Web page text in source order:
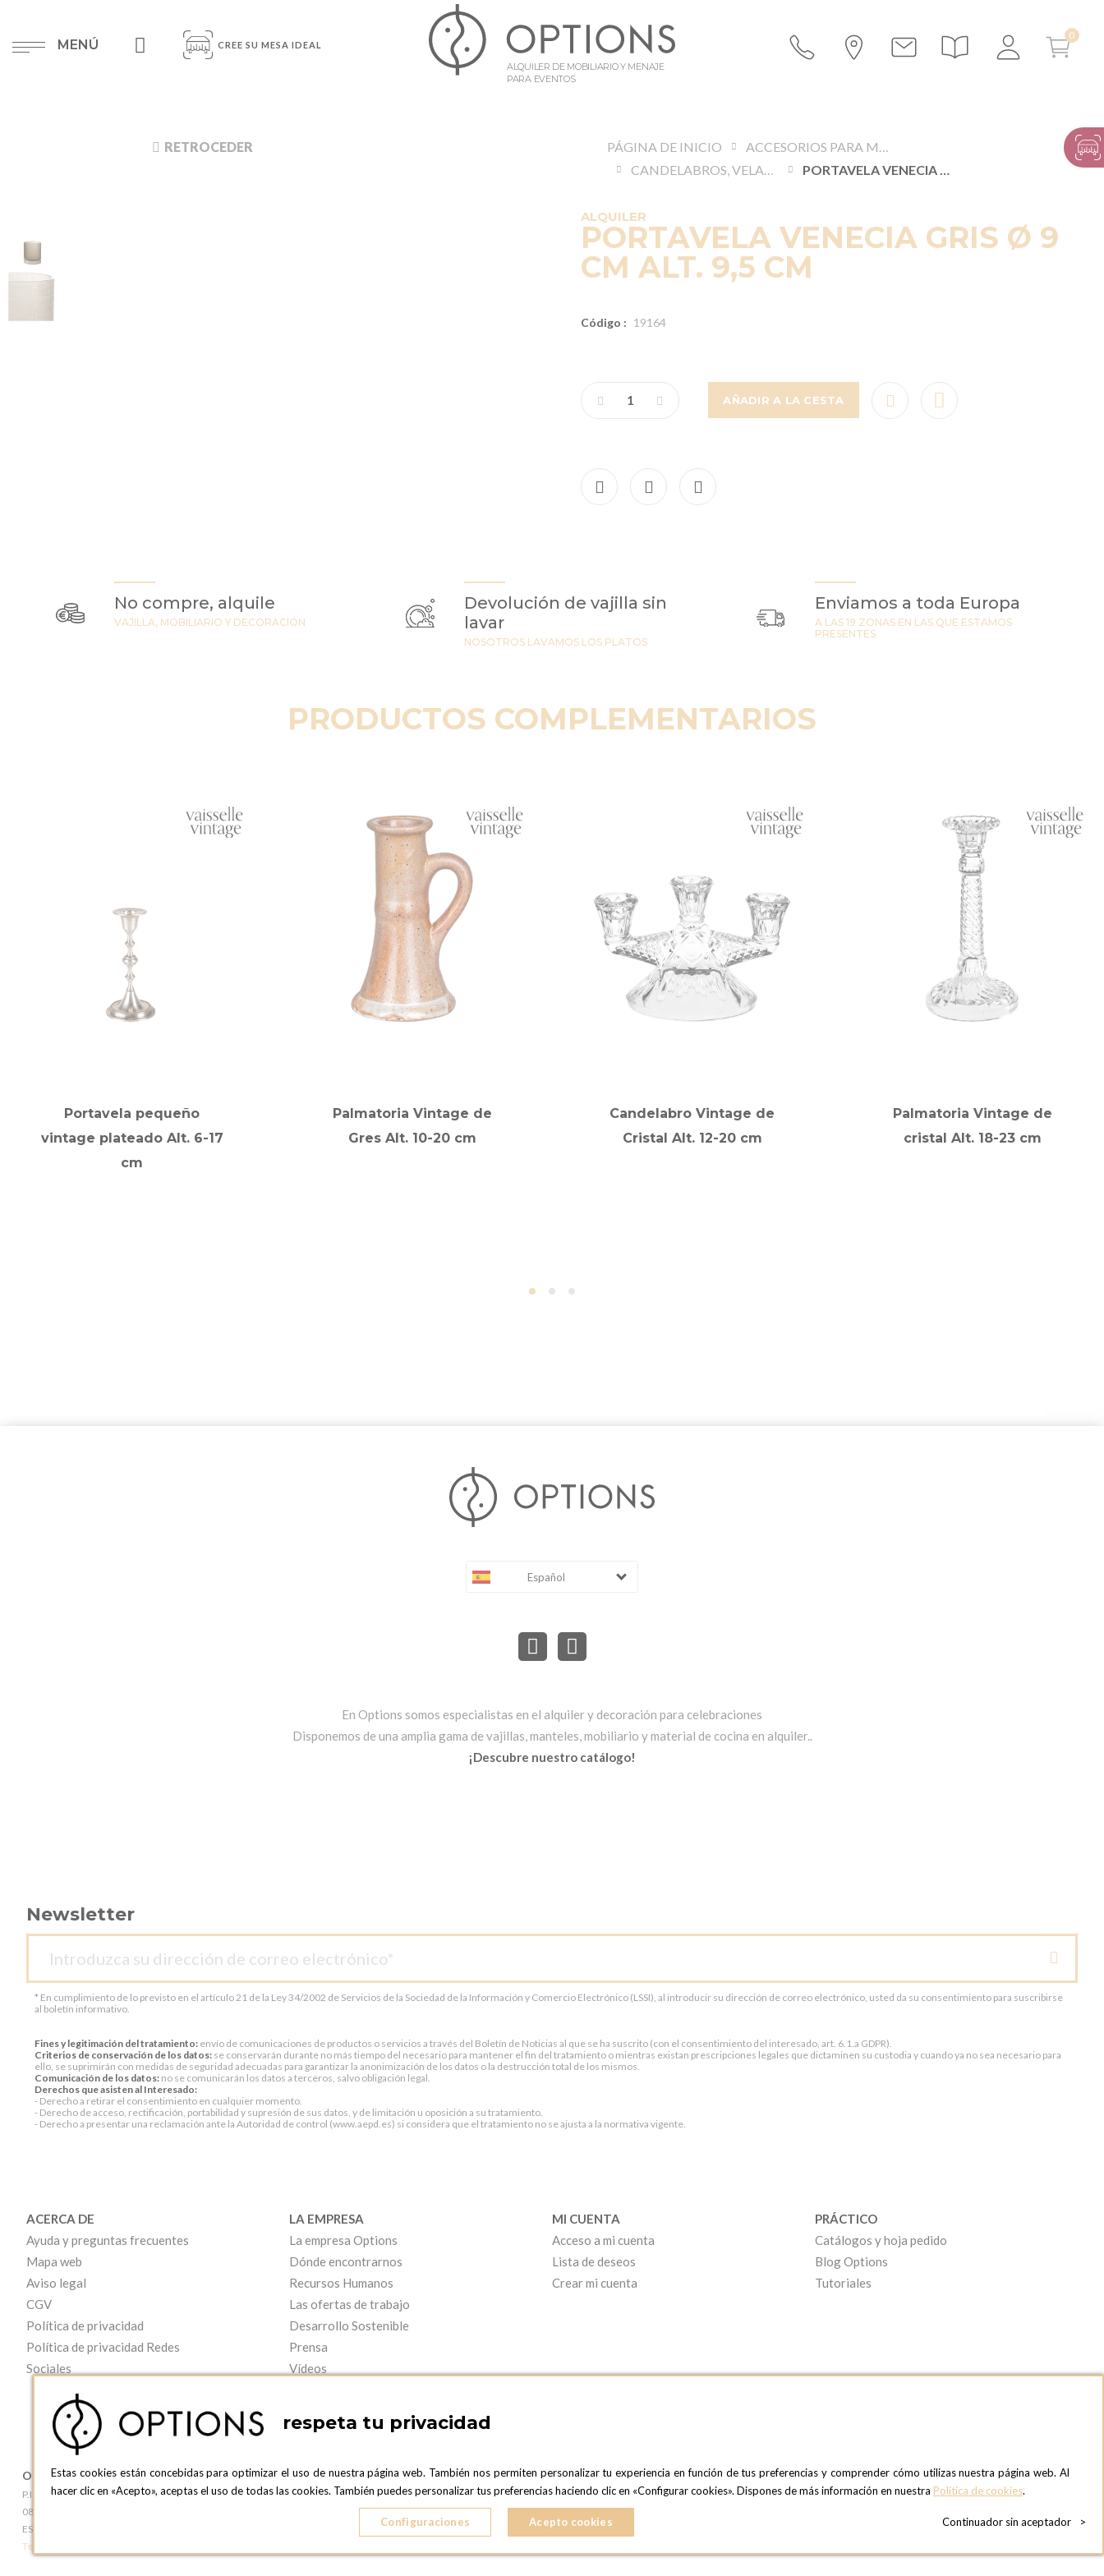
MENÚ CREE SU MESA IDEAL
ALQUILER DE MOBILIARIO Y MENAJE
PARA EVENTOS
RETROCEDER PÁGINA DE INICIO
ACCESORIOS PARA MESAS Y BUFFETS
CANDELABROS, VELAS Y ACCESORIOS DE ILUMINACIÓN
PORTAVELA VENECIA GRIS Ø 9 CM ALT. 9,5 CM
ALQUILER
PORTAVELA VENECIA GRIS Ø 9
CM ALT. 9,5 CM
Código : 19164
AÑADIR A LA CESTA
No compre, alquile
VAJILLA, MOBILIARIO Y DECORACIÓN
Devolución de vajilla sin
lavar
NOSOTROS LAVAMOS LOS PLATOS
Enviamos a toda Europa
A LAS 19 ZONAS EN LAS QUE ESTAMOS
PRESENTES
PRODUCTOS COMPLEMENTARIOS
Portavela pequeño
vintage plateado Alt. 6-17
cm
Palmatoria Vintage de
Gres Alt. 10-20 cm
Candelabro Vintage de
Cristal Alt. 12-20 cm
Palmatoria Vintage de
cristal Alt. 18-23 cm
Español
En Options somos especialistas en el alquiler y decoración para celebraciones
Disponemos de una amplia gama de vajillas, manteles, mobiliario y material de cocina en alquiler..
¡Descubre nuestro catálogo!
Newsletter
* En cumplimiento de lo previsto en el artículo 21 de la Ley 34/2002 de Servicios de la Sociedad de la Información y Comercio Electrónico (LSSI), al introducir su dirección de correo electrónico, usted da su consentimiento para suscribirse
al boletín informativo.
Fines y legitimación del tratamiento: envío de comunicaciones de productos o servicios a través del Boletín de Noticias al que se ha suscrito (con el consentimiento del interesado, art. 6.1.a GDPR).
Criterios de conservación de los datos: se conservarán durante no más tiempo del necesario para mantener el fin del tratamiento o mientras existan prescripciones legales que dictaminen su custodia y cuando ya no sea necesario para
ello, se suprimirán con medidas de seguridad adecuadas para garantizar la anonimización de los datos o la destrucción total de los mismos.
Comunicación de los datos: no se comunicarán los datos a terceros, salvo obligación legal.
Derechos que asisten al Interesado:
- Derecho a retirar el consentimiento en cualquier momento.
- Derecho de acceso, rectificación, portabilidad y supresión de sus datos, y de limitación u oposición a su tratamiento.
- Derecho a presentar una reclamación ante la Autoridad de control (www.aepd.es) si considera que el tratamiento no se ajusta a la normativa vigente.
ACERCA DE
Ayuda y preguntas frecuentes
Mapa web
Aviso legal
CGV
Política de privacidad
Política de privacidad Redes
Sociales
LA EMPRESA
La empresa Options
Dónde encontrarnos
Recursos Humanos
Las ofertas de trabajo
Desarrollo Sostenible
Prensa
Vídeos
MI CUENTA
Acceso a mi cuenta
Lista de deseos
Crear mi cuenta
PRÁCTICO
Catálogos y hoja pedido
Blog Options
Tutoriales
OPTIONS BARCELONA
P.I. Can Bernades-Subirà, C/ Ripollès, 12
08130 Santa Perpetua de Moguda, Barcelona
ESPAñA
Teléfono:
OPTIONS BARCELONA SHOWROOM
c/ Laforja, 102
08021 BARCELONA
OPTIONS MADRID
C. Lucio Emilio Cándido, 6,
28803 Alcalá de Henares, Madrid
ESPAñA
OPTIONS MADRID SHOWROOM
C/ Bárbara de Braganza, 2
respeta tu privacidad
Estas cookies están concebidas para optimizar el uso de nuestra página web. También nos permiten personalizar tu experiencia en función de tus preferencias y comprender cómo utilizas nuestra página web. Al
hacer clic en «Acepto», aceptas el uso de todas las cookies. También puedes personalizar tus preferencias haciendo clic en «Configurar cookies». Dispones de más información en nuestra Política de cookies.
Configuraciones Acepto cookies Continuador sin aceptador >